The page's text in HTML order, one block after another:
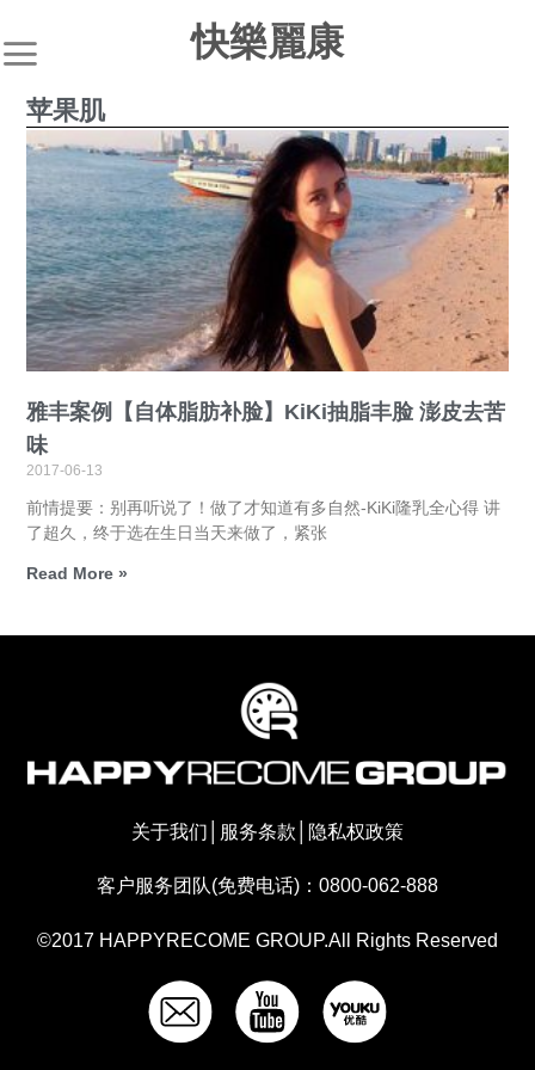
快樂麗康
苹果肌
雅丰案例【自体脂肪补脸】KiKi抽脂丰脸 澎皮去苦
味
2017-06-13
前情提要：别再听说了！做了才知道有多自然-KiKi隆乳全心得 讲
了超久，终于选在生日当天来做了，紧张
Read More »
关于我们 服务条款 隐私权政策
客户服务团队(免费电话)：0800-062-888
©2017 HAPPYRECOME GROUP.All Rights Reserved